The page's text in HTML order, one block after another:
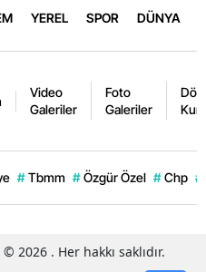
YEREL SPOR DÜNYA
Video
Galeriler
Foto
Galeriler
# Tbmm # Özgür Özel # Chp #
2026 . Her hakkı saklıdır.